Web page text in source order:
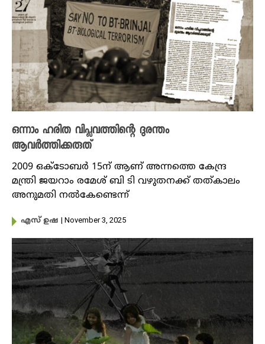
ഒന്നാം ഹരിത വിപ്ലവത്തിന്റെ ദുരന്തം
ആവർത്തിക്കരുത്
2009 ഒക്ടോബർ 15ന് ആണ് അന്നത്തെ കേന്ദ്ര
മന്ത്രി ജയറാം രമേശ് ബി ടി വഴുതനക്ക് തത്കാലം
അനുമതി നൽകേണ്ടെന്ന്
എസ് ഉഷ | November 3, 2025